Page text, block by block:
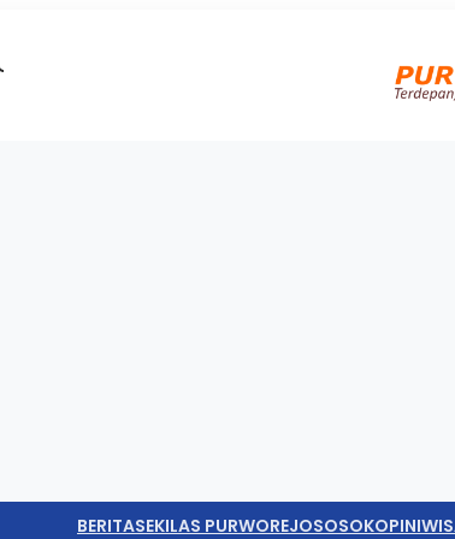
BERITASEKILAS PURWOREJOSOSOKOPINI